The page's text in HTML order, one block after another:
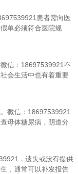
患者需向医
单必须符合医院规
信：18697539921不
会生活中也有着重要
微信：18697539921
母体糖尿病，阴道分
，遗失或没有提供
，通常可以补发报告